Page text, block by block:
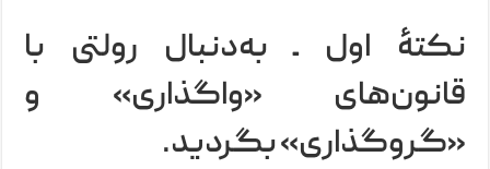
نکتۀ اول ـ به‌دنبال رولتی با
قانون‌های «واگذاری» و
«گروگذاری» بگردید.